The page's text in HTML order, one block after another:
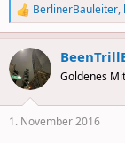
R
e
a
c
t
i
s
BerlinerBauleiter,
Goldenes
1. November 2016